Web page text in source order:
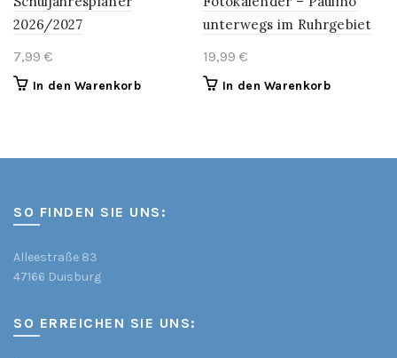
2026/2027
7,99 €
In den Warenkorb
unterwegs im Ruhrgebiet
19,99 €
In den Warenkorb
SO FINDEN SIE UNS:
Alleestraße 83
47166 Duisburg
SO ERREICHEN SIE UNS: